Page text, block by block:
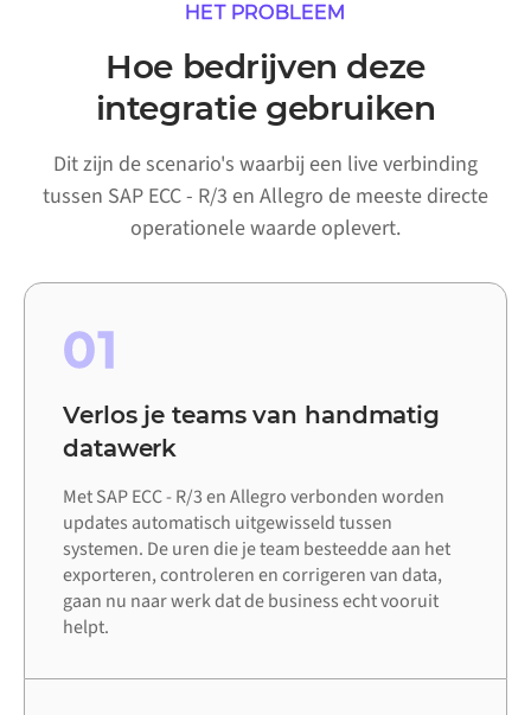
HET PROBLEEM
Hoe bedrijven deze
integratie gebruiken
Dit zijn de scenario's waarbij een live verbinding
tussen SAP ECC - R/3 en Allegro de meeste directe
operationele waarde oplevert.
01
Verlos je teams van handmatig
datawerk
Met SAP ECC - R/3 en Allegro verbonden worden
updates automatisch uitgewisseld tussen
systemen. De uren die je team besteedde aan het
exporteren, controleren en corrigeren van data,
gaan nu naar werk dat de business echt vooruit
helpt.